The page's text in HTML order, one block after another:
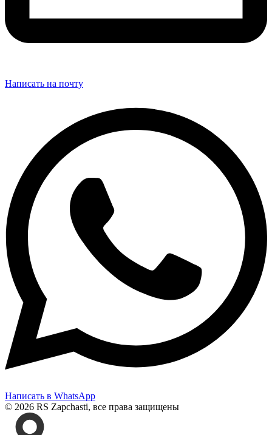
Написать на почту
Написать в WhatsApp
© 2026 RS Zapchasti, все права защищены